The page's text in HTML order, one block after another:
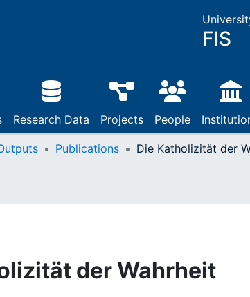
FIS
Research Data Projects People
Publications
der Wahrheit